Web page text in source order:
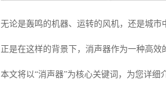
无论是轰鸣的机器、运转的风机，还是城
正是在这样的背景下，消声器作为一种高效
本文将以“消声器”为核心关键词，为您详